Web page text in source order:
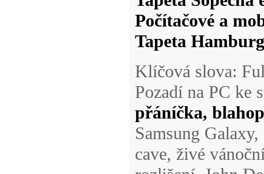
Počítačové a
Tapeta
Klíčová slova:
Pozadí na PC ke
přáníčka,
Samsung
cave, živé